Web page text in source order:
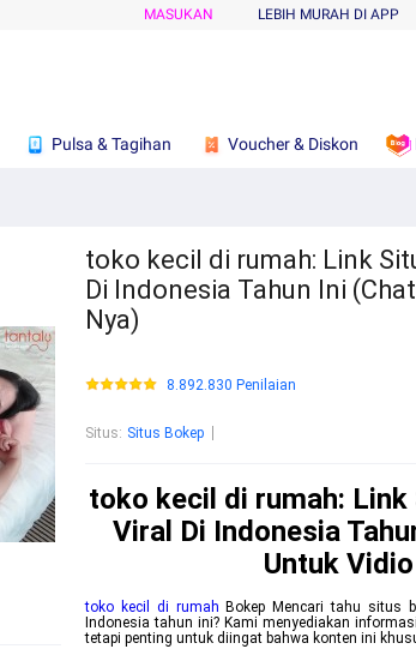
MASUKAN LEBIH MURAH DI APP
Pulsa & Tagihan Voucher & Diskon
toko kecil di rumah: Link
Di Indonesia Tahun Ini
Nya)
8.892.830 Penilaian
Situs: Situs Bokep
toko kecil di rumah:
Viral Di Indonesia
Untuk
toko kecil di rumah Bokep Mencari tahu situs
Indonesia tahun ini? Kami menyediakan
tetapi penting untuk diingat bahwa konten ini